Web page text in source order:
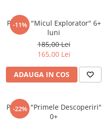
-11%
Pachet "Micul Explorator" 6+
luni
185,00 Lei
165,00 Lei
ADAUGA IN COS
-22%
Pachet "Primele Descoperiri"
0+